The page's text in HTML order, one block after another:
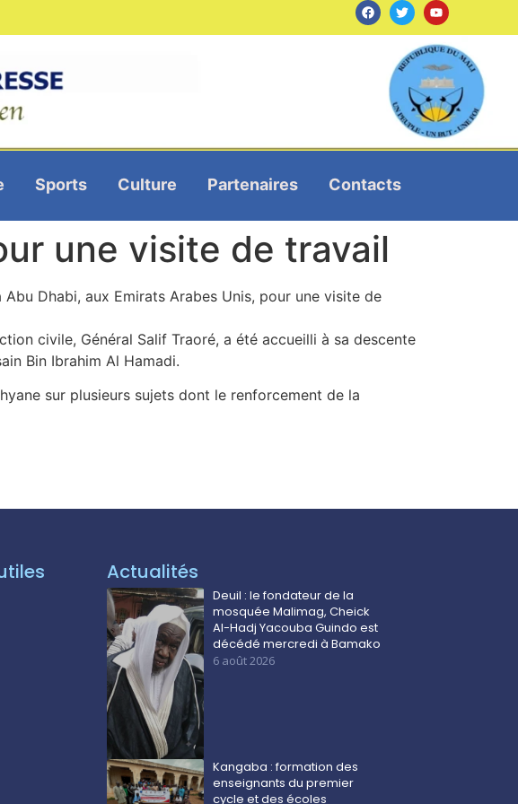
Sports Culture Partenaires Contacts
une visite de travail
Dhabi, aux Emirats Arabes Unis, pour une visite de
civile, Général Salif Traoré, a été accueilli à sa descente
Bin Ibrahim Al Hamadi.
sur plusieurs sujets dont le renforcement de la
Actualités
Deuil : le fondateur de la
mosquée Malimag, Cheick
Al-Hadj Yacouba Guindo est
décédé mercredi à Bamako
6 août 2026
Kangaba : formation des
enseignants du premier
cycle et des écoles